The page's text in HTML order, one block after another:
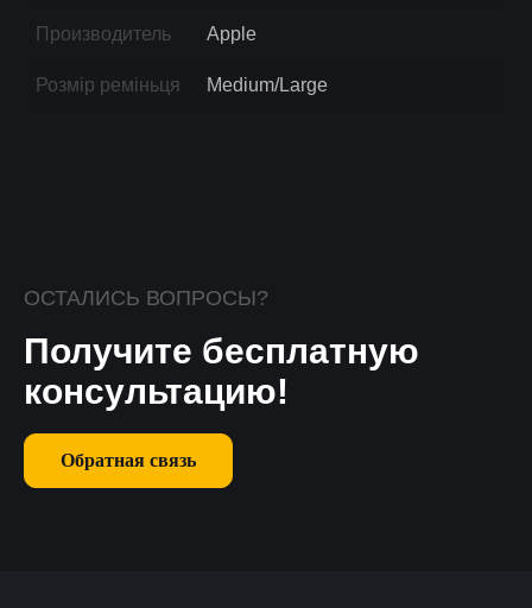
Производитель Apple
Розмір реміньця Medium/Large
ОСТАЛИСЬ ВОПРОСЫ?
Получите бесплатную
консультацию!
Обратная связь